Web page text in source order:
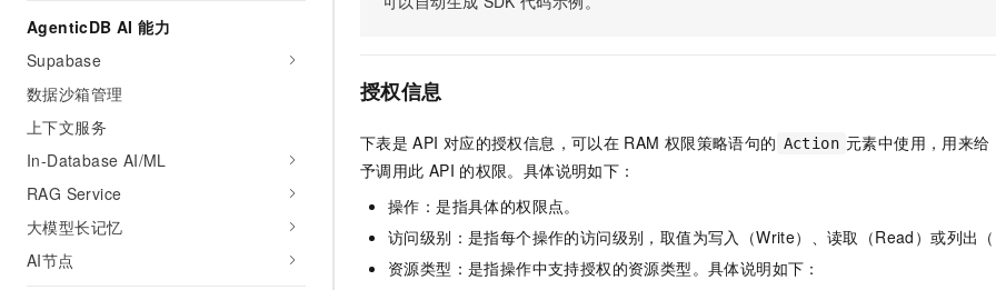
AgenticDB AI 能力
Supabase
数据沙箱管理
上下文服务
In-Database AI/ML
RAG Service
大模型长记忆
AI节点
授权信息
下表是 API 对应的授权信息，可以在 RAM 权限策略语句的 Action 元素中使用，用来给
予调用此 API 的权限。具体说明如下：
操作：是指具体的权限点。
访问级别：是指每个操作的访问级别，取值为写入（Write）、读取（Read）或列出
资源类型：是指操作中支持授权的资源类型。具体说明如下：
千问AI平台-Token Plan
千问AI平台-模型体验
Happy 系列大模型
新一代 AI 视频生成模型，深度适配广告营销等场景
人工智能平台 PAI 秒悟
大模型解决方案
大数据计算
企业服务与云通信
域名与网站
Serverless
企业出海
政企业务
生态解决方案
开发者生态解决方案
AI 开发和 AI 应用解决方案
广告营销
模板小程序